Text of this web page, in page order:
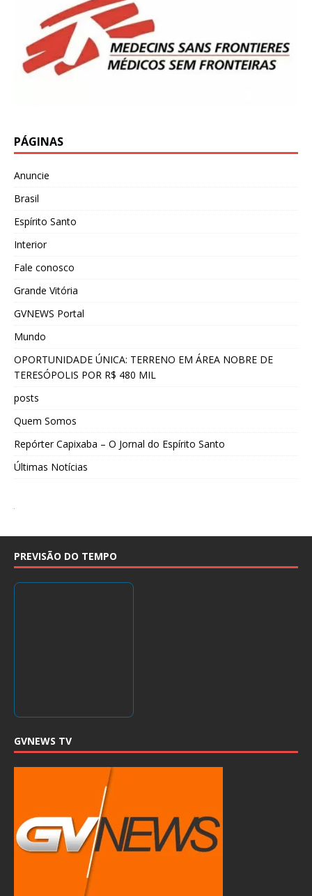
PÁGINAS
Anuncie
Brasil
Espírito Santo
Interior
Fale conosco
Grande Vitória
GVNEWS Portal
Mundo
OPORTUNIDADE ÚNICA: TERRENO EM ÁREA NOBRE DE
TERESÓPOLIS POR R$ 480 MIL
posts
Quem Somos
Repórter Capixaba – O Jornal do Espírito Santo
Últimas Notícias
PREVISÃO DO TEMPO
GVNEWS TV